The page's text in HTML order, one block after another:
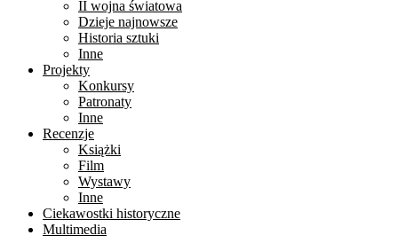
II wojna światowa
Dzieje najnowsze
Historia sztuki
Inne
Projekty
Konkursy
Patronaty
Inne
Recenzje
Książki
Film
Wystawy
Inne
Ciekawostki historyczne
Multimedia